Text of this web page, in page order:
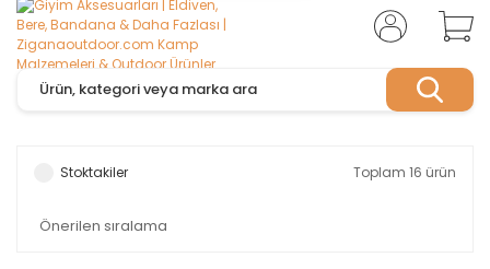
Stoktakiler Toplam 16 ürün